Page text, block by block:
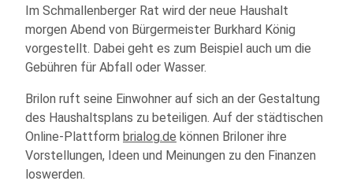
Im Schmallenberger Rat wird der neue Haushalt
morgen Abend von Bürgermeister Burkhard König
vorgestellt. Dabei geht es zum Beispiel auch um die
Gebühren für Abfall oder Wasser.
Brilon ruft seine Einwohner auf sich an der Gestaltung
des Haushaltsplans zu beteiligen. Auf der städtischen
Online-Plattform brialog.de können Briloner ihre
Vorstellungen, Ideen und Meinungen zu den Finanzen
loswerden.